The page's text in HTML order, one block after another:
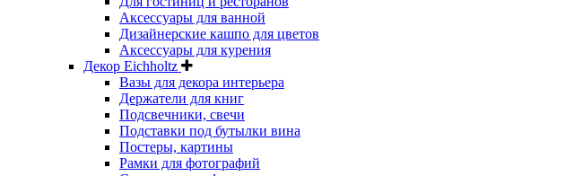
Аксессуары для ванной
Дизайнерские кашпо для цветов
Аксессуары для курения
Декор Eichholtz
Вазы для декора интерьера
Держатели для книг
Подсвечники, свечи
Подставки под бутылки вина
Постеры, картины
Рамки для фотографий